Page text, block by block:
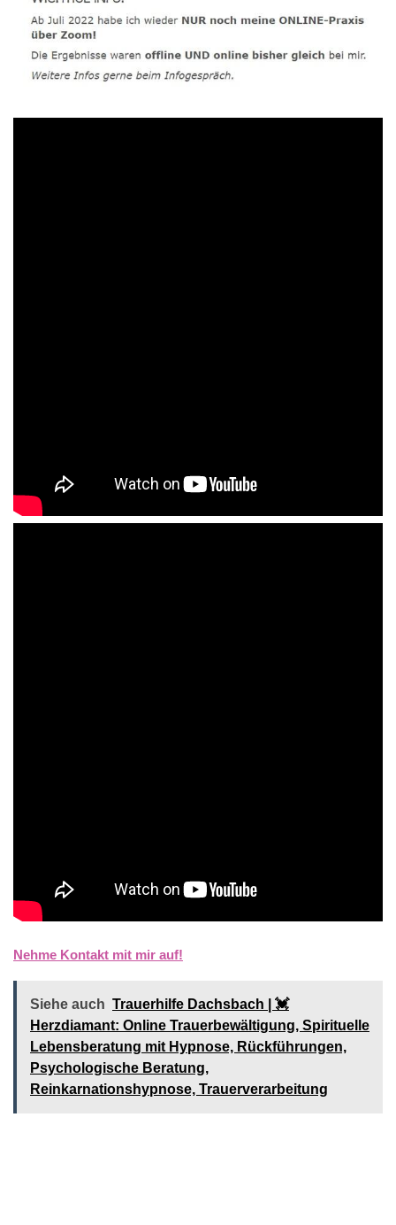
Nehme Kontakt mit mir auf!
Siehe auch Trauerhilfe Dachsbach | 💓️️
Herzdiamant: Online Trauerbewältigung, Spirituelle
Lebensberatung mit Hypnose, Rückführungen,
Psychologische Beratung,
Reinkarnationshypnose, Trauerverarbeitung